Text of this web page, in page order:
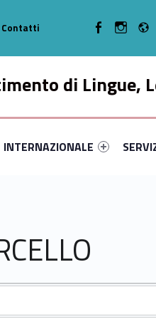
di Lingue,
33
primary-60394-44
identifier #link-menu-
INTERNAZIONALE
Link
Contatti WebMan on